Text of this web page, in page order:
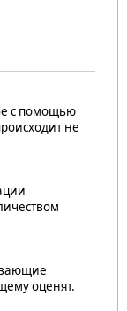
с помощью
не
оценят.